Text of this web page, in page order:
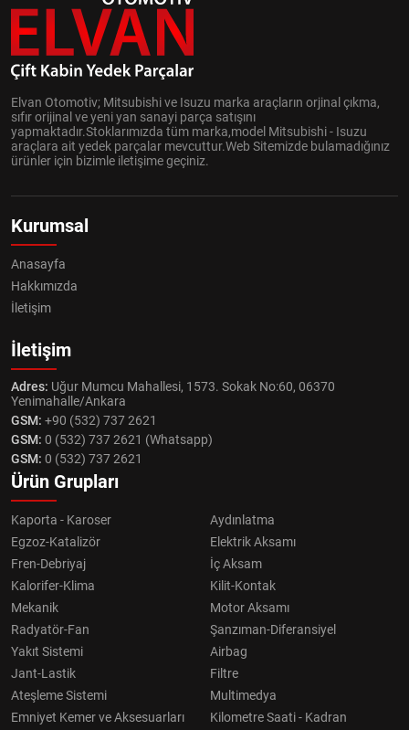
Elvan Otomotiv; Mitsubishi ve Isuzu marka araçların orjinal çıkma,
sıfır orijinal ve yeni yan sanayi parça satışını
yapmaktadır.Stoklarımızda tüm marka,model Mitsubishi - Isuzu
araçlara ait yedek parçalar mevcuttur.Web Sitemizde bulamadığınız
ürünler için bizimle iletişime geçiniz.
Kurumsal
Anasayfa
Hakkımızda
İletişim
İletişim
Adres: Uğur Mumcu Mahallesi, 1573. Sokak No:60, 06370
Yenimahalle/Ankara
GSM: +90 (532) 737 2621
GSM: 0 (532) 737 2621 (Whatsapp)
GSM: 0 (532) 737 2621
Ürün Grupları
Kaporta - Karoser
Aydınlatma
Egzoz-Katalizör
Elektrik Aksamı
Fren-Debriyaj
İç Aksam
Kalorifer-Klima
Kilit-Kontak
Mekanik
Motor Aksamı
Radyatör-Fan
Şanzıman-Diferansiyel
Yakıt Sistemi
Airbag
Jant-Lastik
Filtre
Ateşleme Sistemi
Multimedya
Emniyet Kemer ve Aksesuarları
Kilometre Saati - Kadran